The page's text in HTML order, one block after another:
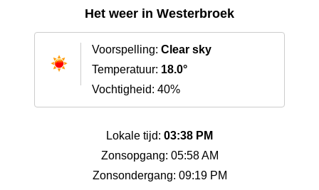
Het weer in Westerbroek
Voorspelling: Clear sky
Temperatuur: 18.0°
Vochtigheid: 40%
Lokale tijd: 03:38 PM
Zonsopgang: 05:58 AM
Zonsondergang: 09:19 PM